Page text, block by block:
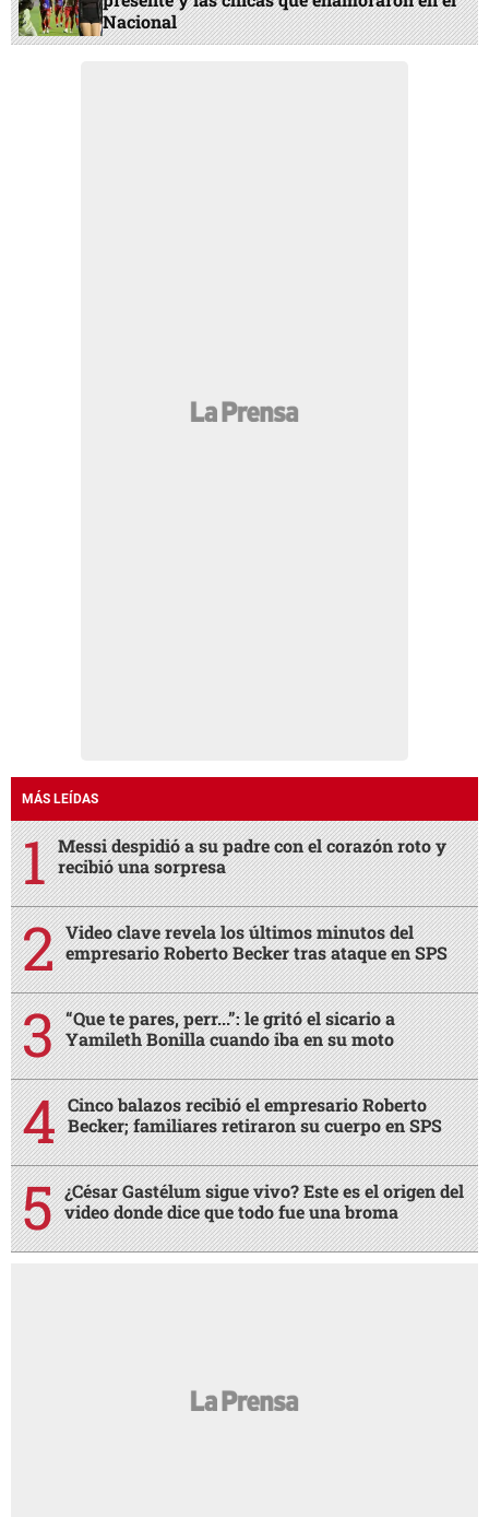
Nacional
MÁS LEÍDAS
Messi despidió a su padre con el corazón roto y
recibió una sorpresa
Video clave revela los últimos minutos del
empresario Roberto Becker tras ataque en SPS
“Que te pares, perr...”: le gritó el sicario a
Yamileth Bonilla cuando iba en su moto
Cinco balazos recibió el empresario Roberto
Becker; familiares retiraron su cuerpo en SPS
¿César Gastélum sigue vivo? Este es el origen del
video donde dice que todo fue una broma